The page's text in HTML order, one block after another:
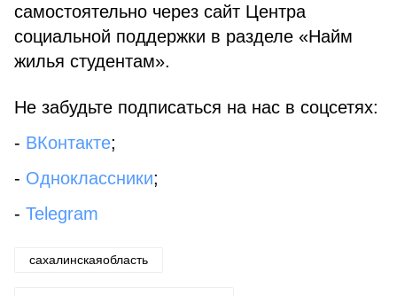
самостоятельно через сайт Центра
социальной поддержки в разделе «Найм
жилья студентам».
Не забудьте подписаться на нас в соцсетях:
- ВКонтакте;
- Одноклассники;
- Telegram
сахалинскаяобласть